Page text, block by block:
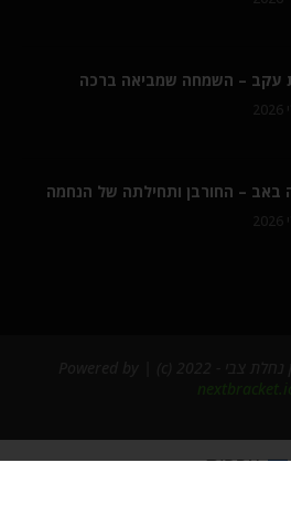
עקב – השמחה שמביאה ברכה
באב – החורבן ותחילתה של הנחמה
עברית